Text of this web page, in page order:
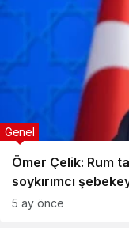
Ömer Çelik: Rum
soykırımcı
Genel
5 ay önce